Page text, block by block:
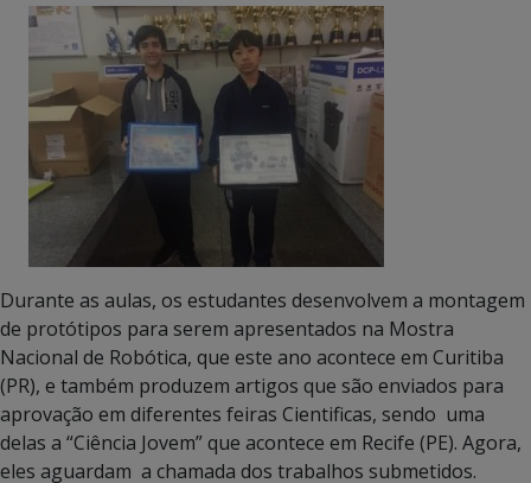
Durante as aulas, os estudantes desenvolvem a montagem
de protótipos para serem apresentados na Mostra
Nacional de Robótica, que este ano acontece em Curitiba
(PR), e também produzem artigos que são enviados para
aprovação em diferentes feiras Cientificas, sendo uma
delas a “Ciência Jovem” que acontece em Recife (PE). Agora,
eles aguardam a chamada dos trabalhos submetidos.